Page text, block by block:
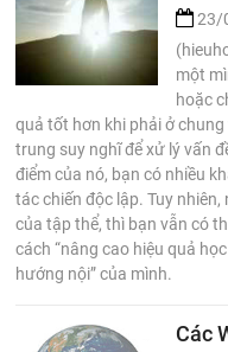
23/
một
hoặc
quả tốt hơn khi phải ở
trung suy nghĩ để xử lý vấn
điểm của nó, bạn có nhiều
tác chiến độc lập. Tuy
của tập thể, thì bạn vẫn có
cách “nâng cao hiệu quả
hướng nội” của mình.
Các